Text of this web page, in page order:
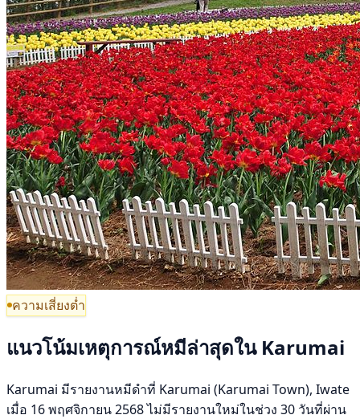
ความเสี่ยงต่ำ
แนวโน้มเหตุการณ์หมีล่าสุดใน Karumai
Karumai มีรายงานหมีดำที่ Karumai (Karumai Town), Iwate
เมื่อ 16 พฤศจิกายน 2568 ไม่มีรายงานใหม่ในช่วง 30 วันที่ผ่าน